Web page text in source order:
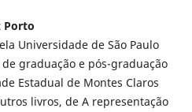
Porto
Universidade de São Paulo
de graduação e pós-graduação
Estadual de Montes Claros
livros, de A representação